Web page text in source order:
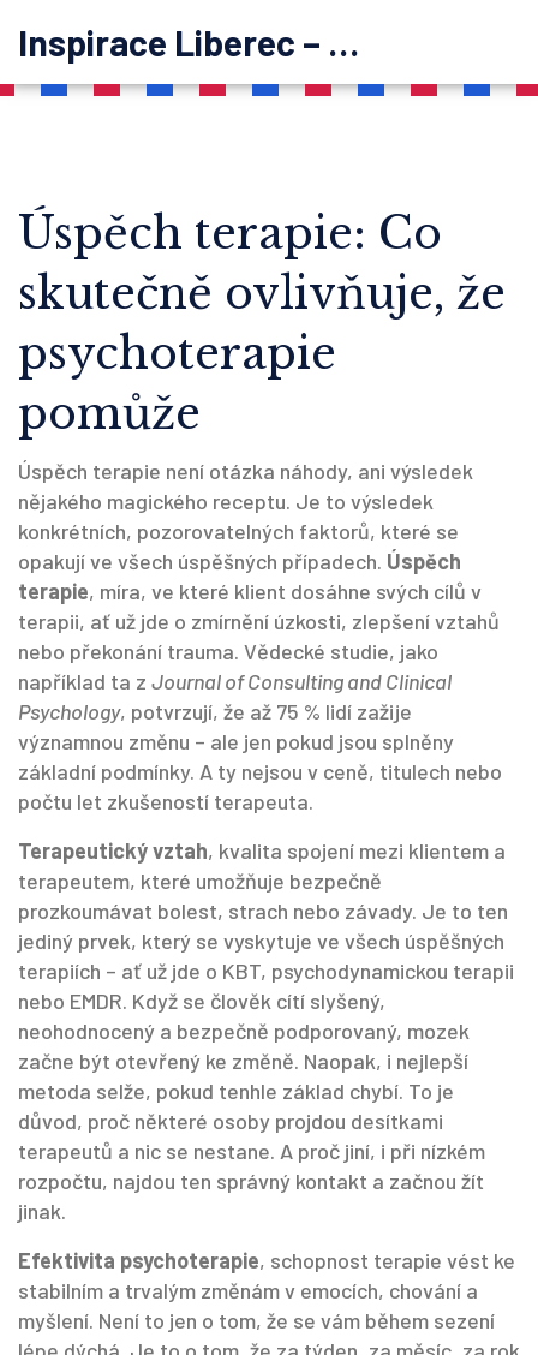
Inspirace Liberec – psychoterapie
Úspěch terapie: Co
skutečně ovlivňuje, že
psychoterapie
pomůže
Úspěch terapie není otázka náhody, ani výsledek
nějakého magického receptu. Je to výsledek
konkrétních, pozorovatelných faktorů, které se
opakují ve všech úspěšných případech. Úspěch
terapie, míra, ve které klient dosáhne svých cílů v
terapii, ať už jde o zmírnění úzkosti, zlepšení vztahů
nebo překonání trauma. Vědecké studie, jako
například ta z Journal of Consulting and Clinical
Psychology, potvrzují, že až 75 % lidí zažije
významnou změnu – ale jen pokud jsou splněny
základní podmínky. A ty nejsou v ceně, titulech nebo
počtu let zkušeností terapeuta.
Terapeutický vztah, kvalita spojení mezi klientem a
terapeutem, které umožňuje bezpečně
prozkoumávat bolest, strach nebo závady. Je to ten
jediný prvek, který se vyskytuje ve všech úspěšných
terapiích – ať už jde o KBT, psychodynamickou terapii
nebo EMDR. Když se člověk cítí slyšený,
neohodnocený a bezpečně podporovaný, mozek
začne být otevřený ke změně. Naopak, i nejlepší
metoda selže, pokud tenhle základ chybí. To je
důvod, proč některé osoby projdou desítkami
terapeutů a nic se nestane. A proč jiní, i při nízkém
rozpočtu, najdou ten správný kontakt a začnou žít
jinak.
Efektivita psychoterapie, schopnost terapie vést ke
stabilním a trvalým změnám v emocích, chování a
myšlení. Není to jen o tom, že se vám během sezení